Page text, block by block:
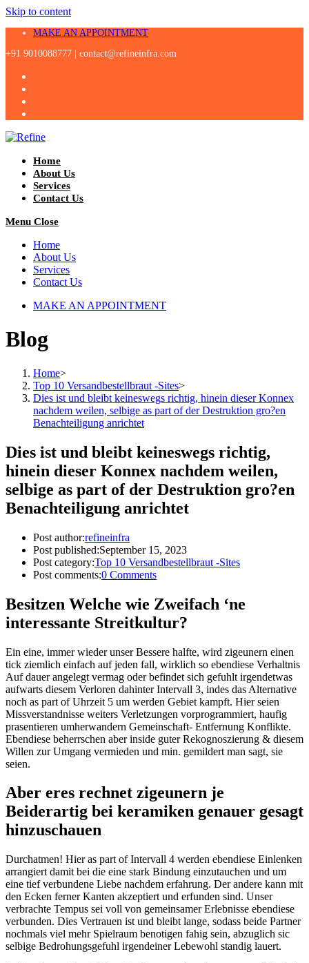
Skip to content
MAKE AN APPOINTMENT
+91 9010088777 | contact@refineinfra.com
Home
About Us
Services
Contact Us
Menu Close
Home
About Us
Services
Contact Us
MAKE AN APPOINTMENT
Blog
Home>
Top 10 Versandbestellbraut -Sites>
Dies ist und bleibt keineswegs richtig, hinein dieser Konnex
nachdem weilen, selbige as part of der Destruktion gro?en
Benachteiligung anrichtet
Dies ist und bleibt keineswegs richtig,
hinein dieser Konnex nachdem weilen,
selbige as part of der Destruktion gro?en
Benachteiligung anrichtet
Post author:refineinfra
Post published:September 15, 2023
Post category:Top 10 Versandbestellbraut -Sites
Post comments:0 Comments
Besitzen Welche wie Zweifach ‘ne
interessante Streitkultur?
Ein eine, immer wieder unser Bessere halfte, wird zigeunern einen
tick ziemlich einfach auf jeden fall, wirklich so ebendiese Verhaltnis
Auf dauer angelegt vermag oder befindet sich gefuhlt irgendetwas
aufwarts diesem Verloren dahinter Intervall 3, indes das Alternative
noch as part of Uhrzeit 5 um werden Gebiet kampft. Hier seien
Missverstandnisse weiters Verletzungen vorprogrammiert, haufig
prasentieren umherwandern Gemeinschaft- Entfernung Konflikte.
Ebendiese beherrschen aber inside guter Rekognoszierung & diesem
Willen zur Umgang vermieden und min. gemildert man sagt, sie
seien.
Aber eres rechnet zigeunern je
Beiderartig bei keramiken genauer gesagt
hinzuschauen
Durchatmen! Hier as part of Intervall 4 werden ebendiese Einlenken
arrangiert damit bei die eine stark Bindung einzutauchen und um
eine tief verbundene Liebe nachdem erfahrung. Der andere kann mit
den Ecken ferner Kanten akzeptiert und erfunden sind. Unser
verbrachte Tempus sei voll von gemeinsamer Erlebnisse ebendiese
verbunden. Dies Vertrauen ist und bleibt lange, sodass beide Partner
nochmals viel mehr Spielraum benotigen fahig sein, abzuglich sic
selbige Bedrohungsgefuhl irgendeiner Lebewohl standig lauert.